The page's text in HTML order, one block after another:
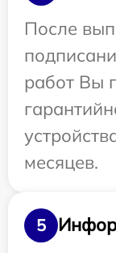
После
работ Вы
месяцев.
5